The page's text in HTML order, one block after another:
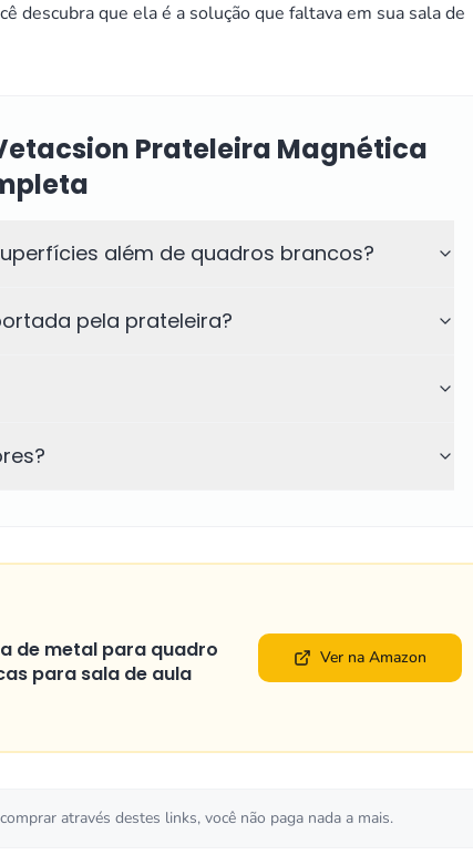
descubra que ela é a solução que faltava em sua sala de
Prateleira Magnética
além de quadros brancos?
pela prateleira?
de metal para quadro
para sala de aula
Ver na Amazon
através destes links, você não paga nada a mais.